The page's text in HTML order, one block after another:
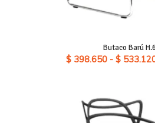
Butaco Barú
$ 398.650 - $